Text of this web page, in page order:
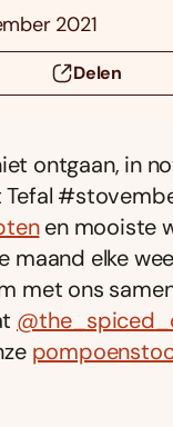
2021
Delen
ontgaan, in
Tefal
en mooiste
maand elke
met ons